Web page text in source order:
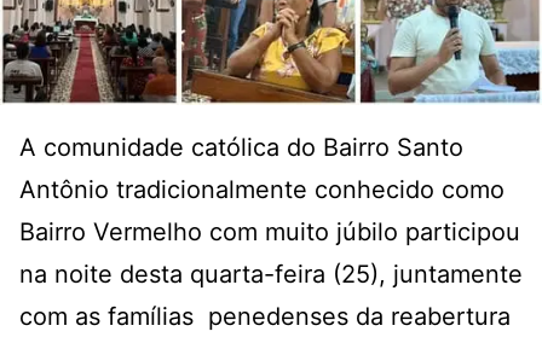
A comunidade católica do Bairro Santo
Antônio tradicionalmente conhecido como
Bairro Vermelho com muito júbilo participou
na noite desta quarta-feira (25), juntamente
com as famílias penedenses da reabertura